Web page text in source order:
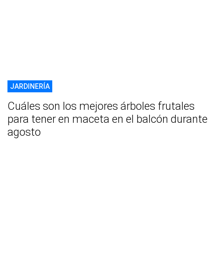
JARDINERÍA
Cuáles son los mejores árboles frutales
para tener en maceta en el balcón durante
agosto